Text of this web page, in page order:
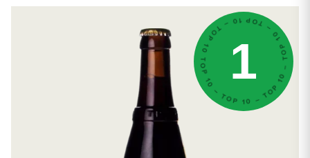
TOP 10 – TOP 10 – TOP 10 – TOP 10 – TOP 10 – TOP 10 – TOP 10
1